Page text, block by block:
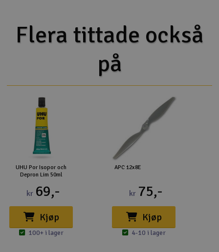
Flera tittade också
på
UHU Por Isopor och
Depron Lim 50ml
kr 69,-
Kjøp
100+ i lager
APC 12x8E
kr 75,-
Kjøp
4-10 i lager